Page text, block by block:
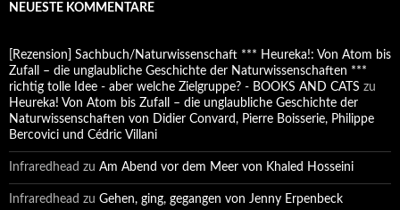
NEUESTE KOMMENTARE
[Rezension] Sachbuch/Naturwissenschaft *** Heureka!: Von Atom bis
Zufall – die unglaubliche Geschichte der Naturwissenschaften ***
richtig tolle Idee - aber welche Zielgruppe? - BOOKS AND CATS zu
Heureka! Von Atom bis Zufall – die unglaubliche Geschichte der
Naturwissenschaften von Didier Convard, Pierre Boisserie, Philippe
Bercovici und Cédric Villani
Infraredhead zu Am Abend vor dem Meer von Khaled Hosseini
Infraredhead zu Gehen, ging, gegangen von Jenny Erpenbeck